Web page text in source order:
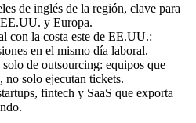
de inglés de la región, clave para
y Europa.
con la costa este de EE.UU.:
en el mismo día laboral.
de outsourcing: equipos que
no solo ejecutan tickets.
fintech y SaaS que exporta